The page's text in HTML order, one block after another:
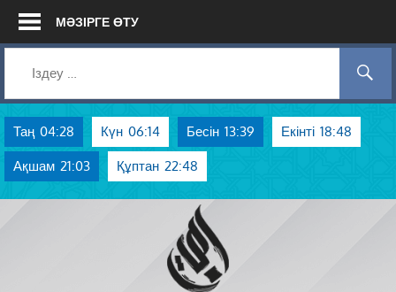
Skip
МӘЗІРГЕ ӨТУ
Таң 04:28 Күн 06:14 Бесін 13:39 Екінті 18:48
Ақшам 21:03 Құптан 22:48